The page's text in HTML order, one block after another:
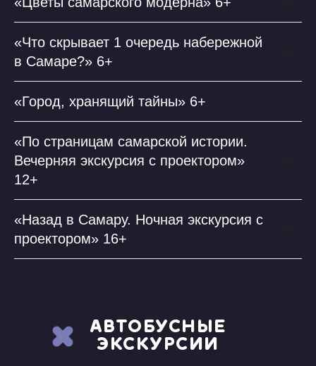
«Что скрывает 1 очередь набережной
в Самаре?» 6+
«Город, хранящий тайны» 6+
«По страницам самарской истории.
Вечерняя экскурсия с проектором»
12+
«Назад в Самару. Ночная экскурсия с
проектором» 16+
АВТОБУСНЫЕ
ЭКСКУРСИИ